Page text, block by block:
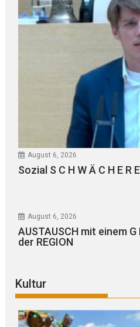
August 6, 2026
Sozial S C H W Ä C H E
August 6, 2026
AUSTAUSCH mit einem
der REGION
Kultur